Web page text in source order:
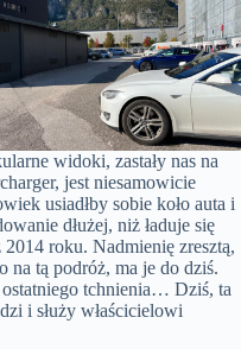
widoki, zastały nas na
jest niesamowicie
usiadłby sobie koło auta i
dłużej, niż ładuje się
roku. Nadmienię zresztą,
na tą podróż, ma je do dziś.
ostatniego tchnienia… Dziś, ta
i służy właścicielowi